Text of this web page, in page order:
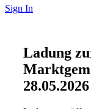
Sign In
Ladung
28.05.2026